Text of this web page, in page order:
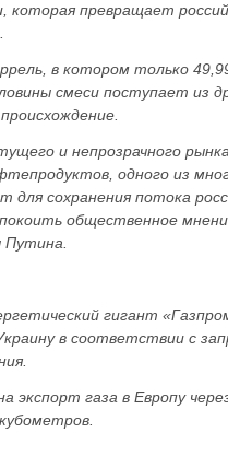
которая превращает
в котором только
смеси поступает из
и непрозрачного
одного из
сохранения потока
общественное
Путина.
гигант
в соответствии с
экспорт газа в Европу